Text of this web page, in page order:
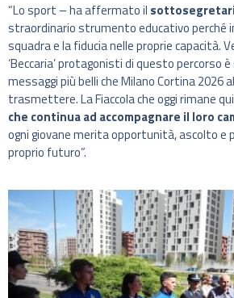
“Lo sport – ha affermato il
straordinario strumento educativo perché
squadra e la fiducia nelle proprie capacità.
‘Beccaria’ protagonisti di questo percorso
messaggi più belli che Milano Cortina 2026
trasmettere. La Fiaccola che oggi rimane
che continua ad accompagnare il loro
ogni giovane merita opportunità, ascolto e
proprio futuro”.